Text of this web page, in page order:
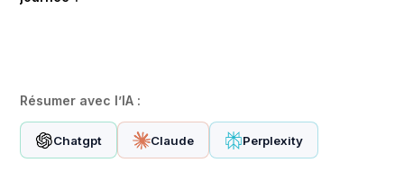
Résumer avec l’IA :
Chatgpt Claude Perplexity